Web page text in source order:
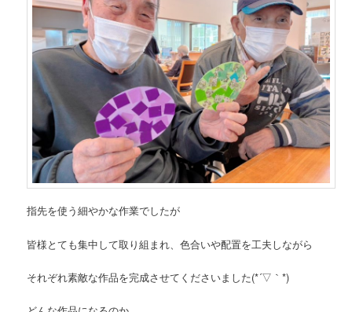
指先を使う細やかな作業でしたが
皆様とても集中して取り組まれ、色合いや配置を工夫しながら
それぞれ素敵な作品を完成させてくださいました(*´▽｀*)